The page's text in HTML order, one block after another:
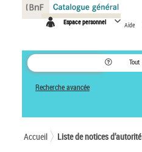
Espace personnel Aide
Tout
Recherche avancée
Accueil Liste de notices d’autorité
Panneau de gestion des cookies